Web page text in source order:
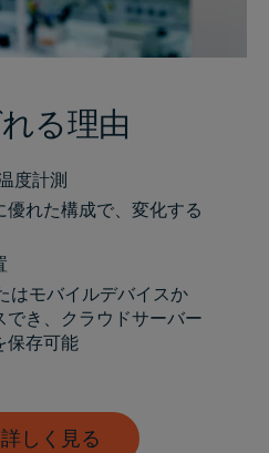
る理由
度計測
優れた構成で、変化する
はモバイルデバイスか
でき、クラウドサーバー
保存可能
しく見る